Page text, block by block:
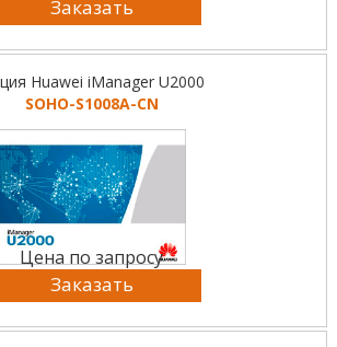
Заказать
Huawei iManager U2000
SOHO-S1008A-CN
Цена по запросу
Заказать